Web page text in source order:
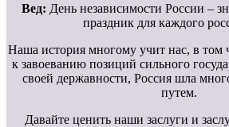
Вед: День независимости России –
праздник для каждого
Наша история многому учит нас, в том
к завоеванию позиций сильного
своей державности, Россия шла
путем.
Давайте ценить наши заслуги и